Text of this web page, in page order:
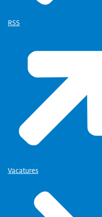
Landschap en BOEi.
En wat maakt
In deze podcast krijg
en nog veel meer
Maar laten we
-Mijn naam is Ben
25 jaar hier in het
en we zijn nu in het
-Dan gaan we even
Napoleon verliest de
RSS
Vacatures